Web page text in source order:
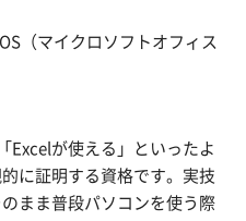
（マイクロソフトオフィス
Excelが使える」といったよ
に証明する資格です。実技
まま普段パソコンを使う際